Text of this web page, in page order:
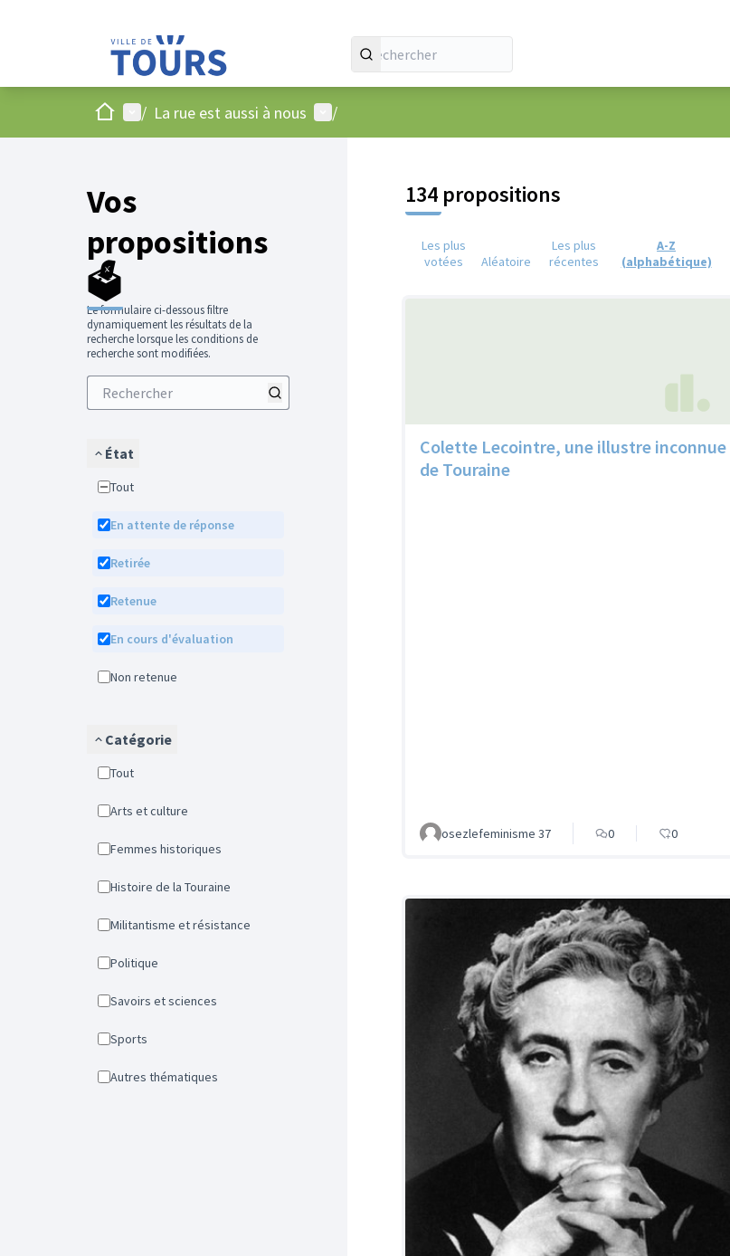
AccueilMenu principal
/ La rue est aussi à nous Menu utilisateur
/
Vos
propositions
🗳️
Le formulaire ci-dessous filtre
dynamiquement les résultats de la
recherche lorsque les conditions de
recherche sont modifiées.
État
Tout
En attente de réponse
Retirée
Retenue
En cours d'évaluation
Non retenue
Catégorie
Tout
Arts et culture
Femmes historiques
Histoire de la Touraine
Militantisme et résistance
Politique
Savoirs et sciences
Sports
Autres thématiques
134 propositions
Les plus
votées
Aléatoire
Les plus
récentes
A-Z
(alphabétique)
Colette Lecointre, une illustre inconnue
de Touraine
osezlefeminisme 37 0 0